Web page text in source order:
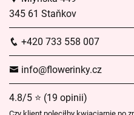
345 61 Staňkov
+420 733 558 007
info@flowerinky.cz
4.8/5 ⭐ (19 opinii)